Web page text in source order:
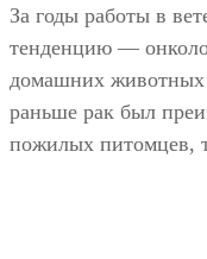
За годы работы в
тенденцию —
домашних животных
раньше рак был
пожилых питомцев,